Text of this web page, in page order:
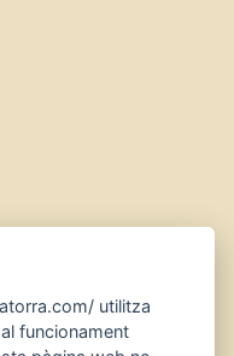
utilitza
funcionament